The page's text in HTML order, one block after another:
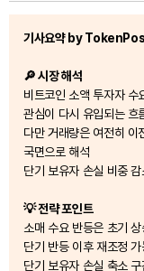
기사요약 by
🔎 시장 해석
비트코인 소액 투자자
관심이 다시 유입되는 흐
다만 거래량은 여전히 이
국면으로 해석
단기 보유자 손실 비중
💡 전략 포인트
소매 수요 반등은 초기
단기 반등 이후 재조정
단기 보유자 손실 축소